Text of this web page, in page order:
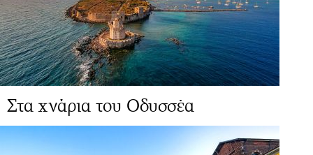
Στα χνάρια του Οδυσσέα